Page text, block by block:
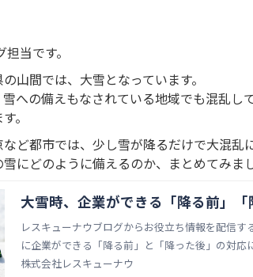
当です。
山間では、大雪となっています。
への備えもなされている地域でも混乱し
。
ど都市では、少し雪が降るだけで大混乱
にどのように備えるのか、まとめてみま
大雪時、企業ができる「降る前」
レスキューナウブログからお役立ち情報を配信
に企業ができる「降る前」と「降った後」の対応
株式会社レスキューナウ